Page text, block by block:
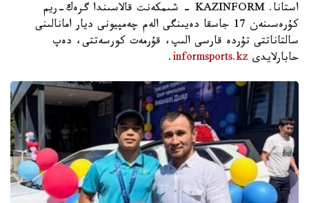
استانا. KAZINFORM - شىمكەنت قالاسىندا گرەك-ريم
كۇرەسىنەن 17 جاسقا دەيىنگى الەم چەمپيونى ديار امانالىنى
سالتاناتتى تۇردە قارسى الىپ، قۇرمەت كورسەتتى، دەپ
حابارلايدى informsports.kz
.